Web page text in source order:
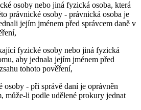
osoby nebo jiná fyzická osoba, která
právnické osoby - právnická osoba je
jejím jménem před správcem daně v
fyzické osoby nebo jiná fyzická
aby jednala jejím jménem před
tohoto pověření,
osoby - při správě daní je oprávněn
může-li podle udělené prokury jednat